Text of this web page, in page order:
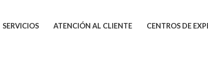
SERVICIOS ATENCIÓN AL CLIENTE CENTROS DE